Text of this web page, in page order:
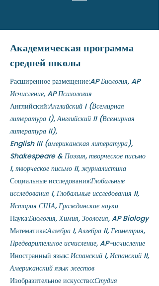
Академическая программа
средней школы
Расширенное размещение:AP Биология, AP
Исчисление, AP Психология
Английский:Английский I (Всемирная
литература I), Английский II (Всемирная
литература II),
English III (американская литература),
Shakespeare & Поэзия, творческое письмо
I, творческое письмо II, журналистика
Социальные исследования:Глобальные
исследования I, Глобальные исследования II,
История США, Гражданские науки
Наука:Биология, Химия, Зоология, AP Biology
Математика:Алгебра I, Алгебра II, Геометрия,
Предварительное исчисление, AP-исчисление
Иностранный язык: Испанский I, Испанский II,
Американский язык жестов
Изобразительное искусство:Студия